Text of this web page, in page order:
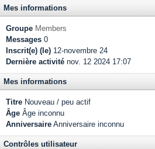
Mes informations
Groupe Members
Messages 0
Inscrit(e) (le) 12-novembre 24
Dernière activité nov. 12 2024 17:07
Mes informations
Titre Nouveau / peu actif
Âge Âge inconnu
Anniversaire Anniversaire inconnu
Contrôles utilisateur